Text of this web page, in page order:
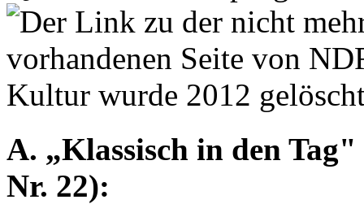
A. „Klassisch in den
Nr. 22):